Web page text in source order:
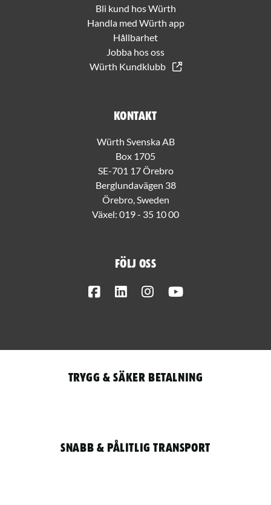
Bli kund hos Würth
Handla med Würth app
Hållbarhet
Jobba hos oss
Würth Kundklubb
Kontakt
Würth Svenska AB
Box 1705
SE-701 17 Örebro
Berglundavägen 38
Örebro, Sweden
Växel: 019 - 35 10 00
Följ oss
FacebookLinkedInInstagram
Trygg & säker betalning
Snabb & pålitlig transport